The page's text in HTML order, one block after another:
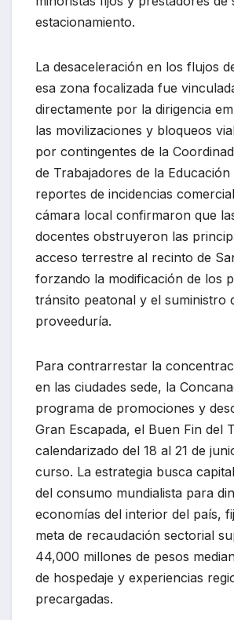
estacionamiento.
La desaceleración en los flujos
esa zona focalizada fue
directamente por la dirigencia
las movilizaciones y bloqueos
por contingentes de la
de Trabajadores de la Educación
reportes de incidencias
cámara local confirmaron que
docentes obstruyeron las
acceso terrestre al recinto de
forzando la modificación de los
tránsito peatonal y el suministro
proveeduría.
Para contrarrestar la
en las ciudades sede, la
programa de promociones y
Gran Escapada, el Buen Fin del
calendarizado del 18 al 21 de
curso. La estrategia busca
del consumo mundialista para
economías del interior del país,
meta de recaudación sectorial
44,000 millones de pesos
de hospedaje y experiencias
precargadas.